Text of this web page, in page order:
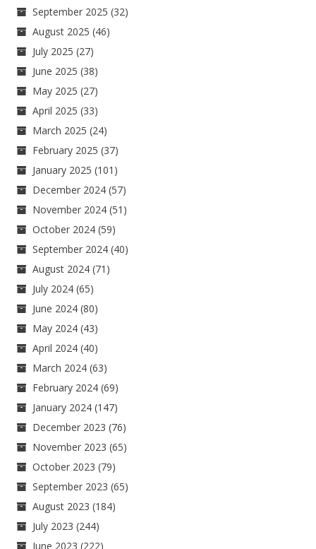
September 2025 (32)
August 2025 (46)
July 2025 (27)
June 2025 (38)
May 2025 (27)
April 2025 (33)
March 2025 (24)
February 2025 (37)
January 2025 (101)
December 2024 (57)
November 2024 (51)
October 2024 (59)
September 2024 (40)
August 2024 (71)
July 2024 (65)
June 2024 (80)
May 2024 (43)
April 2024 (40)
March 2024 (63)
February 2024 (69)
January 2024 (147)
December 2023 (76)
November 2023 (65)
October 2023 (79)
September 2023 (65)
August 2023 (184)
July 2023 (244)
June 2023 (222)